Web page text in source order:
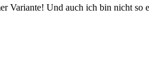
Variante! Und auch ich bin nicht